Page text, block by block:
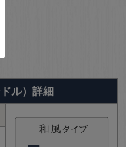
ル）詳細